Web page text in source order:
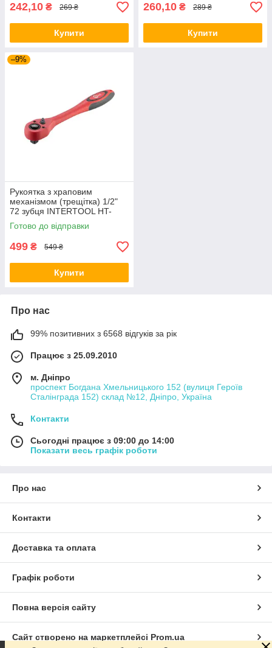
242,10 ₴ 269 ₴
Купити
260,10 ₴ 289 ₴
Купити
–9%
Рукоятка з храповим
механізмом (трещітка) 1/2"
72 зубця INTERTOOL HT-
2113
Готово до відправки
499 ₴ 549 ₴
Купити
Про нас
99% позитивних з 6568 відгуків за рік
Працює з 25.09.2010
м. Дніпро
проспект Богдана Хмельницького 152 (вулиця Героїв
Сталінграда 152) склад №12, Дніпро, Україна
Контакти
Сьогодні працює з 09:00 до 14:00
Показати весь графік роботи
Про нас
Контакти
Доставка та оплата
Графік роботи
Повна версія сайту
Сайт створено на маркетплейсі Prom.ua